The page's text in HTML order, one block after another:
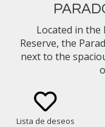
Located in
Reserve, the
next to the
Lista de deseos